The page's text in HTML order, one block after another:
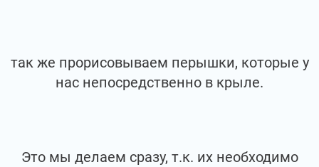
так же прорисовываем перышки, которые у
нас непосредственно в крыле.
Это мы делаем сразу, т.к. их необходимо